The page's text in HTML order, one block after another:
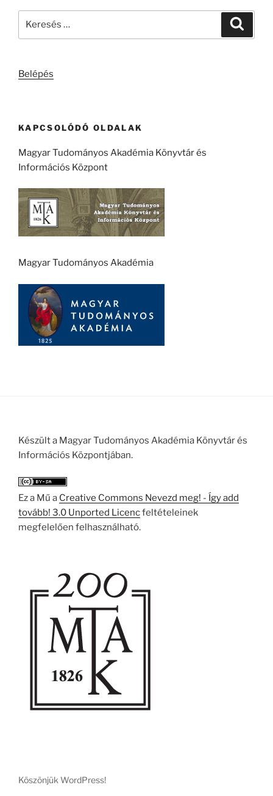
Belépés
KAPCSOLÓDÓ OLDALAK
Magyar Tudományos Akadémia Könyvtár és
Információs Központ
Magyar Tudományos Akadémia
Készült a Magyar Tudományos Akadémia Könyvtár és
Információs Központjában.
Ez a Mű a Creative Commons Nevezd meg! - Így add
tovább! 3.0 Unported Licencfeltételeinek
megfelelően felhasználható.
Köszönjük WordPress!